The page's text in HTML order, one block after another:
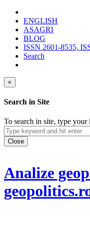
ENGLISH
ASAGRI
BLOG
ISSN 2601-8535,
Search
×
Search in Site
To search in site, type
Close
Analize